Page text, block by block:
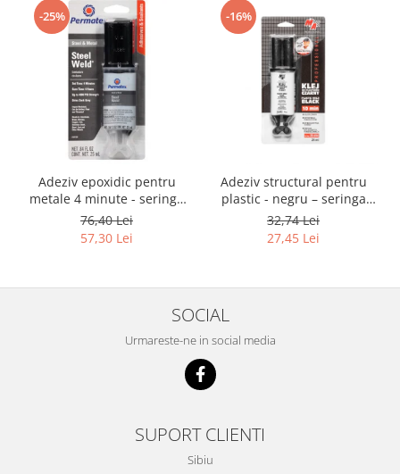
-25%
Adeziv epoxidic pentru
metale 4 minute - seringa
dubla 25 ml
76,40 Lei
57,30 Lei
-16%
Adeziv structural pentru
plastic - negru – seringa
dubla 25 ml
32,74 Lei
27,45 Lei
SOCIAL
Urmareste-ne in social media
SUPORT CLIENTI
Sibiu